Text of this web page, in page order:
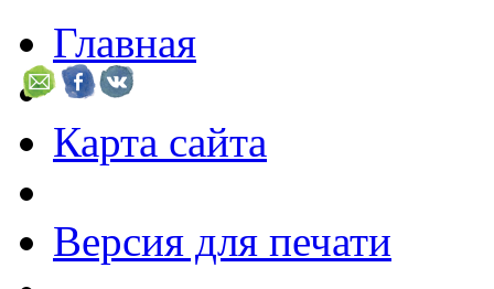
Главная
Карта сайта
Версия для печати